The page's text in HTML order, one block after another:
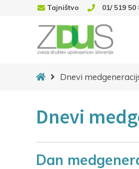
Tajništvo 01/ 519 50
NoviceDnevi
Dnevi
Dan